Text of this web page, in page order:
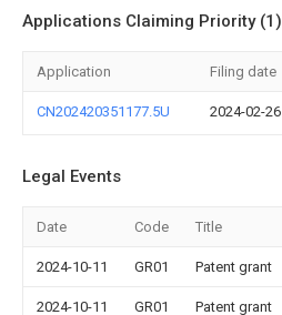
Applications Claiming Priority (1)
Application Filing date
CN202420351177.5U 2024-02-26
Legal Events
Date Code Title
2024-10-11 GR01 Patent grant
2024-10-11 GR01 Patent grant